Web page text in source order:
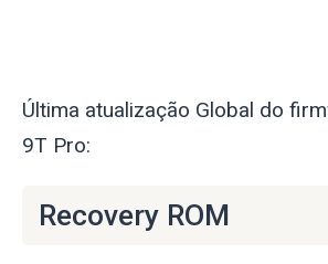
Última atualização Global do
9T Pro:
Recovery ROM